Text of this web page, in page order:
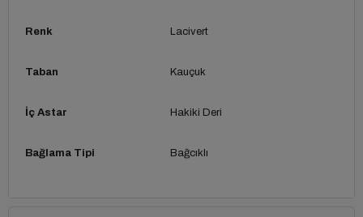
Renk Lacivert
Taban Kauçuk
İç Astar Hakiki Deri
Bağlama Tipi Bağcıklı